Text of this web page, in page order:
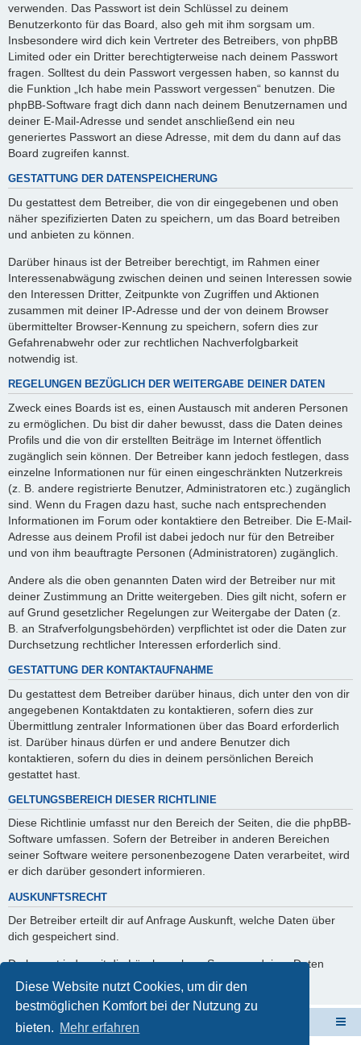
Diese Website nutzt Cookies, um dir den
bestmöglichen Komfort bei der Nutzung zu
bieten. Mehr erfahren
verwenden. Das Passwort ist dein Schlüssel zu deinem
Benutzerkonto für das Board, also geh mit ihm sorgsam um.
Insbesondere wird dich kein Vertreter des Betreibers, von phpBB
Limited oder ein Dritter berechtigterweise nach deinem Passwort
fragen. Solltest du dein Passwort vergessen haben, so kannst du
die Funktion „Ich habe mein Passwort vergessen“ benutzen. Die
phpBB-Software fragt dich dann nach deinem Benutzernamen und
deiner E-Mail-Adresse und sendet anschließend ein neu
generiertes Passwort an diese Adresse, mit dem du dann auf das
Board zugreifen kannst.
GESTATTUNG DER DATENSPEICHERUNG
Du gestattest dem Betreiber, die von dir eingegebenen und oben
näher spezifizierten Daten zu speichern, um das Board betreiben
und anbieten zu können.
Darüber hinaus ist der Betreiber berechtigt, im Rahmen einer
Interessenabwägung zwischen deinen und seinen Interessen sowie
den Interessen Dritter, Zeitpunkte von Zugriffen und Aktionen
zusammen mit deiner IP-Adresse und der von deinem Browser
übermittelter Browser-Kennung zu speichern, sofern dies zur
Gefahrenabwehr oder zur rechtlichen Nachverfolgbarkeit
notwendig ist.
REGELUNGEN BEZÜGLICH DER WEITERGABE DEINER DATEN
Zweck eines Boards ist es, einen Austausch mit anderen Personen
zu ermöglichen. Du bist dir daher bewusst, dass die Daten deines
Profils und die von dir erstellten Beiträge im Internet öffentlich
zugänglich sein können. Der Betreiber kann jedoch festlegen, dass
einzelne Informationen nur für einen eingeschränkten Nutzerkreis
(z. B. andere registrierte Benutzer, Administratoren etc.) zugänglich
sind. Wenn du Fragen dazu hast, suche nach entsprechenden
Informationen im Forum oder kontaktiere den Betreiber. Die E-Mail-
Adresse aus deinem Profil ist dabei jedoch nur für den Betreiber
und von ihm beauftragte Personen (Administratoren) zugänglich.
Andere als die oben genannten Daten wird der Betreiber nur mit
deiner Zustimmung an Dritte weitergeben. Dies gilt nicht, sofern er
auf Grund gesetzlicher Regelungen zur Weitergabe der Daten (z.
B. an Strafverfolgungsbehörden) verpflichtet ist oder die Daten zur
Durchsetzung rechtlicher Interessen erforderlich sind.
GESTATTUNG DER KONTAKTAUFNAHME
Du gestattest dem Betreiber darüber hinaus, dich unter den von dir
angegebenen Kontaktdaten zu kontaktieren, sofern dies zur
Übermittlung zentraler Informationen über das Board erforderlich
ist. Darüber hinaus dürfen er und andere Benutzer dich
kontaktieren, sofern du dies in deinem persönlichen Bereich
gestattet hast.
GELTUNGSBEREICH DIESER RICHTLINIE
Diese Richtlinie umfasst nur den Bereich der Seiten, die die phpBB-
Software umfassen. Sofern der Betreiber in anderen Bereichen
seiner Software weitere personenbezogene Daten verarbeitet, wird
er dich darüber gesondert informieren.
AUSKUNFTSRECHT
Der Betreiber erteilt dir auf Anfrage Auskunft, welche Daten über
dich gespeichert sind.
Du kannst jederzeit die Löschung bzw. Sperrung deiner Daten
verlangen. Kontaktiere hierzu bitte den Betreiber.
ElabNET Technik Forum